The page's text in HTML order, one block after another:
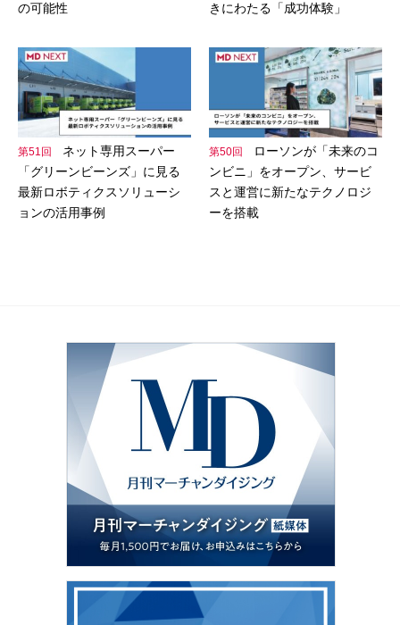
の可能性
きにわたる「成功体験」
第51回
ネット専用スーパー
「グリーンビーンズ」に見る
最新ロボティクスソリューシ
ョンの活用事例
第50回
ローソンが「未来のコ
ンビニ」をオープン、サービ
スと運営に新たなテクノロジ
ーを搭載